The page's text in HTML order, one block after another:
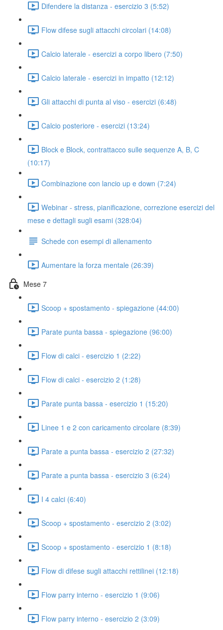
Difendere la distanza - esercizio 3 (5:52)
Flow difese sugli attacchi circolari (14:08)
Calcio laterale - esercizi a corpo libero (7:50)
Calcio laterale - esercizi in impatto (12:12)
Gli attacchi di punta al viso - esercizi (6:48)
Calcio posteriore - esercizi (13:24)
Block e Block, contrattacco sulle sequenze A, B, C
(10:17)
Combinazione con lancio up e down (7:24)
Webinar - stress, pianificazione, correzione esercizi del
mese e dettagli sugli esami (328:04)
Schede con esempi di allenamento
Aumentare la forza mentale (26:39)
Mese 7
Scoop + spostamento - spiegazione (44:00)
Parate punta bassa - spiegazione (96:00)
Flow di calci - esercizio 1 (2:22)
Flow di calci - esercizio 2 (1:28)
Parate punta bassa - esercizio 1 (15:20)
Linee 1 e 2 con caricamento circolare (8:39)
Parate a punta bassa - esercizio 2 (27:32)
Parate a punta bassa - esercizio 3 (6:24)
I 4 calci (6:40)
Scoop + spostamento - esercizio 2 (3:02)
Scoop + spostamento - esercizio 1 (8:18)
Flow di difese sugli attacchi rettilinei (12:18)
Flow parry interno - esercizio 1 (9:06)
Flow parry interno - esercizio 2 (3:09)